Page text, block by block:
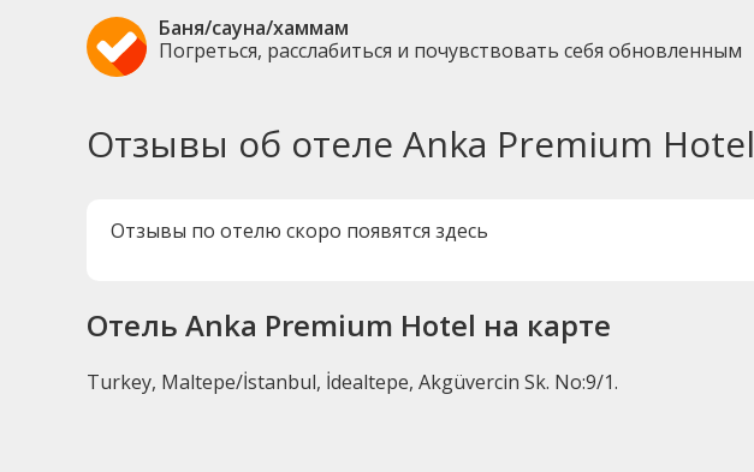
Баня/сауна/хаммам
Погреться, расслабиться и почувствовать себя обновленным
Отзывы об отеле Anka Premium Hotel
Отзывы по отелю скоро появятся здесь
Отель Anka Premium Hotel на карте
Turkey, Maltepe/İstanbul, İdealtepe, Akgüvercin Sk. No:9/1.